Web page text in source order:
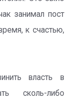
занимал пост
к счастью,
власть в
сколь-либо